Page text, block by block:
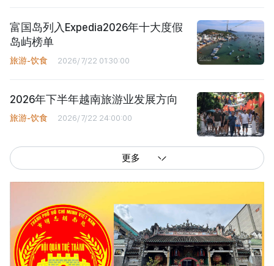
富国岛列入Expedia2026年十大度假
岛屿榜单
旅游-饮食 2026/7/22 01:30:00
2026年下半年越南旅游业发展方向
旅游-饮食 2026/7/22 24:00:00
更多